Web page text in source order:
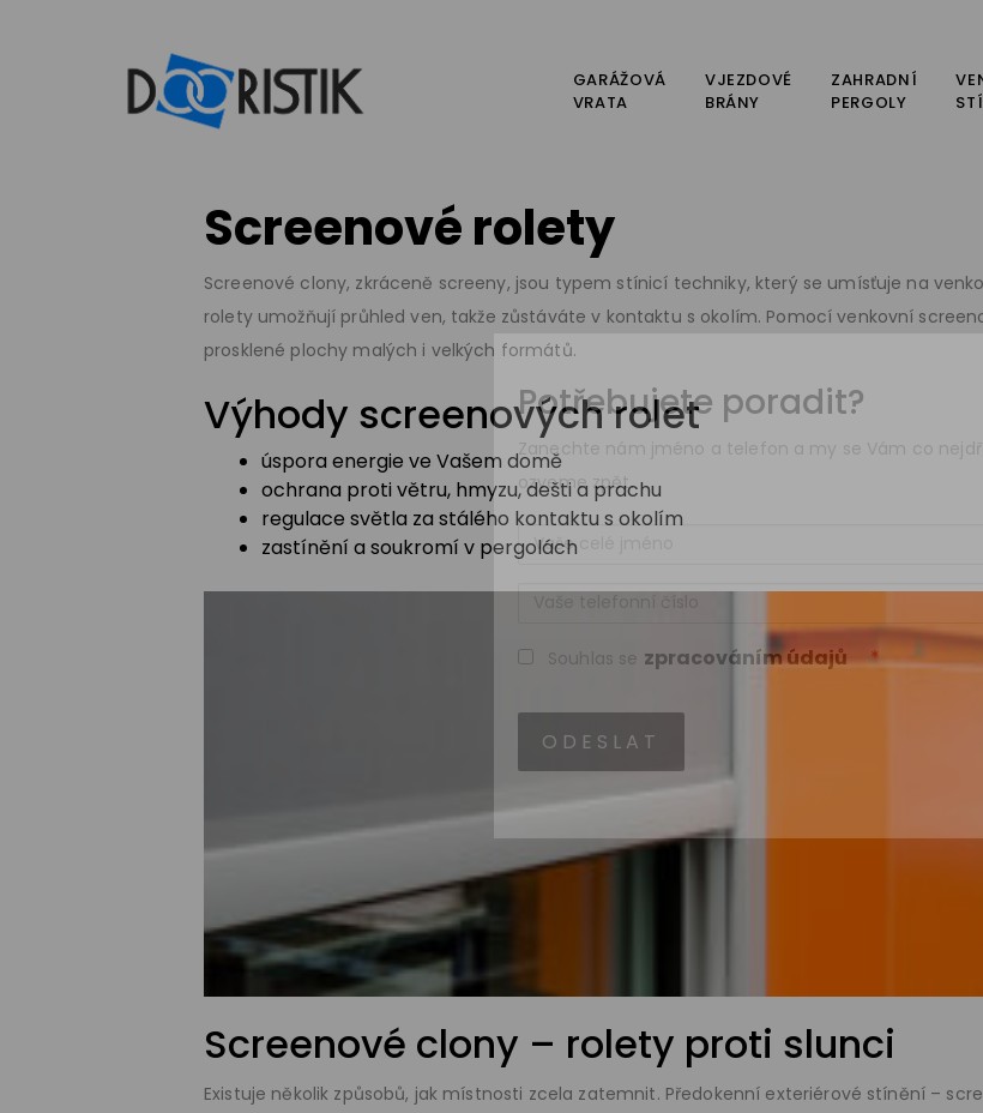
GARÁŽOVÁ
VRATA
VJEZDOVÉ
BRÁNY
ZAHRADNÍ
PERGOLY
Potřebujete poradit?
Zanechte nám jméno a telefon a my se Vám co
ozveme zpět.
Jméno a příjmení
Telefonní číslo
Souhlas se zpracováním údajů *
Screenové rolety
Screenové clony, zkráceně screeny, jsou typem stínicí techniky, který se umísťuje na
rolety umožňují průhled ven, takže zůstáváte v kontaktu s okolím. Pomocí venkovní
prosklené plochy malých i velkých formátů.
Výhody screenových rolet
úspora energie ve Vašem domě
ochrana proti větru, hmyzu, dešti a prachu
regulace světla za stálého kontaktu s okolím
zastínění a soukromí v pergolách
Screenové clony – rolety proti slunci
Existuje několik způsobů, jak místnosti zcela zatemnit. Předokenní exteriérové stínění –
Nezbytné